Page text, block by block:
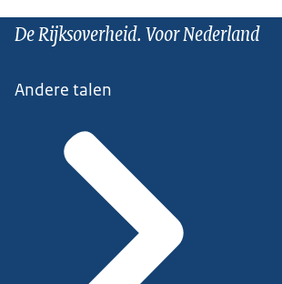
De Rijksoverheid. Voor Nederland
Andere talen